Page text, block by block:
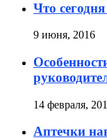
Что
9 июня, 2016
14 февраля,
Аптечки